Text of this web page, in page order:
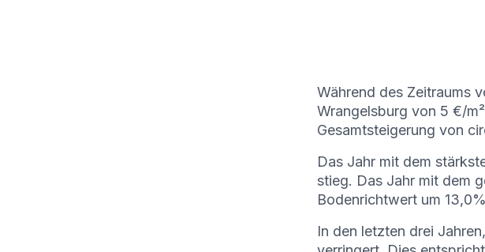
Während des Zeitraums
Wrangelsburg von 5 €/
Gesamtsteigerung von
Das Jahr mit dem
stieg. Das Jahr mit dem
Bodenrichtwert um
In den letzten drei